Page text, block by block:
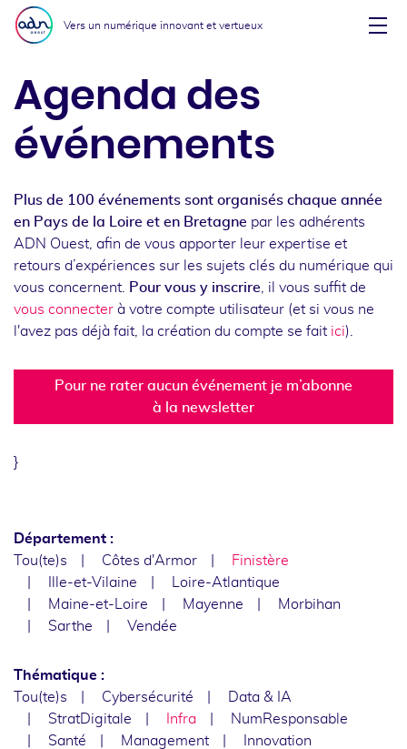
Aller au menu
Aller au contenu
Vers un numérique innovant et vertueux
Agenda des
événements
Plus de 100 événements sont organisés chaque année
en Pays de la Loire et en Bretagne par les adhérents
ADN Ouest, afin de vous apporter leur expertise et
retours d’expériences sur les sujets clés du numérique qui
vous concernent.
Pour vous y inscrire , il vous suffit de
vous connecter à votre compte utilisateur (et si vous ne
l'avez pas déjà fait, la création du compte se fait ici).
Pour ne rater aucun événement je m’abonne
à la newsletter
}
Département :
Tou(te)s
Côtes d'Armor
Finistère
Ille-et-Vilaine
Loire-Atlantique
Maine-et-Loire
Mayenne
Morbihan
Sarthe
Vendée
Thématique :
Tou(te)s
Cybersécurité
Data & IA
StratDigitale
Infra
NumResponsable
Santé
Management Innovation